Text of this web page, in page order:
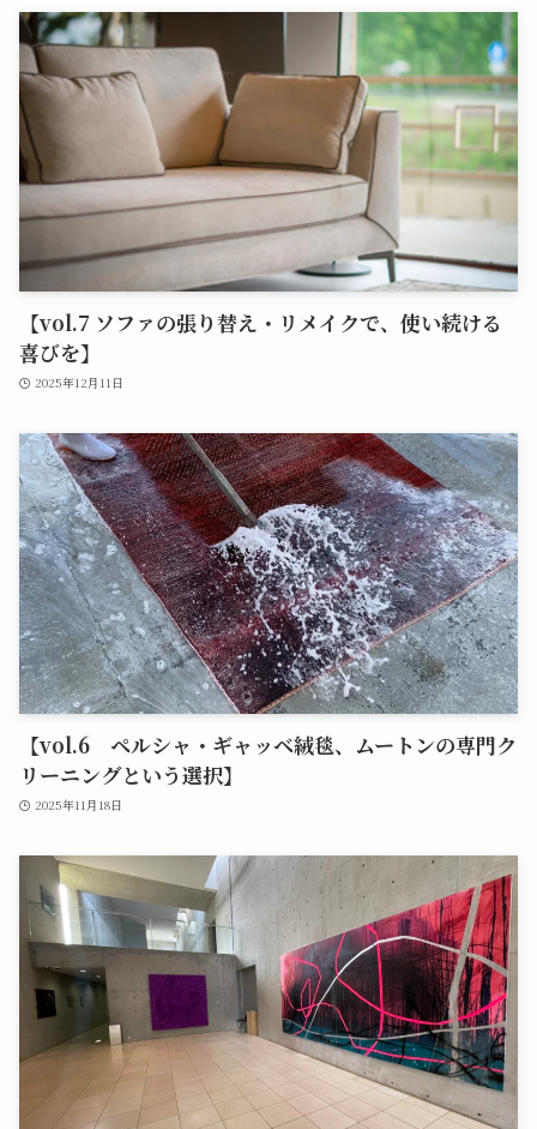
【vol.7 ソファの張り替え・リメイクで、使い続ける
喜びを】
2025年12月11日
【vol.6 ペルシャ・ギャッベ絨毯、ムートンの専門ク
リーニングという選択】
2025年11月18日